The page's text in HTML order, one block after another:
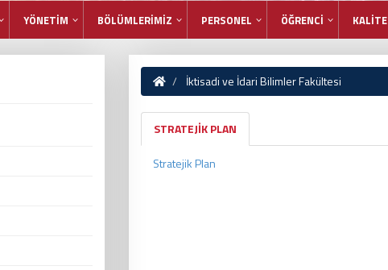
YÖNETİM BÖLÜMLERİMİZ PERSONEL ÖĞRENCİ KALİTE
İktisadi ve İdari Bilimler Fakültesi
STRATEJİK PLAN
Stratejik Plan